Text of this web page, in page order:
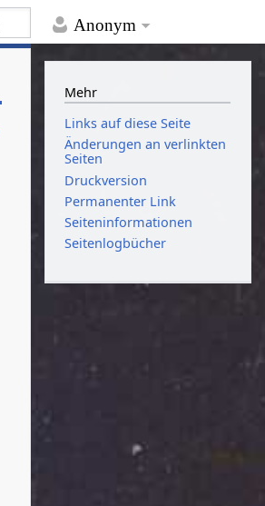
Anonym
Mehr
Links auf diese Seite
Änderungen an verlinkten
Seiten
Druckversion
Permanenter Link
Seiten­­informationen
Seitenlogbücher